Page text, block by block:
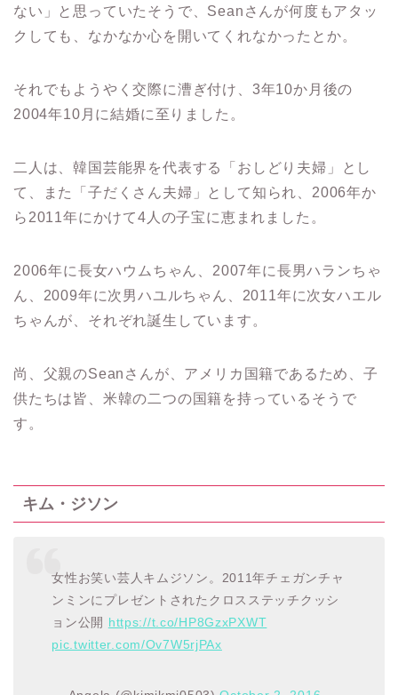
ない」と思っていたそうで、Seanさんが何度もアタッ
クしても、なかなか心を開いてくれなかったとか。
それでもようやく交際に漕ぎ付け、3年10か月後の
2004年10月に結婚に至りました。
二人は、韓国芸能界を代表する「おしどり夫婦」とし
て、また「子だくさん夫婦」として知られ、2006年か
ら2011年にかけて4人の子宝に恵まれました。
2006年に長女ハウムちゃん、2007年に長男ハランちゃ
ん、2009年に次男ハユルちゃん、2011年に次女ハエル
ちゃんが、それぞれ誕生しています。
尚、父親のSeanさんが、アメリカ国籍であるため、子
供たちは皆、米韓の二つの国籍を持っているそうで
す。
キム・ジソン
女性お笑い芸人キムジソン。2011年チェガンチャ
ンミンにプレゼントされたクロスステッチクッシ
ョン公開 https://t.co/HP8GzxPXWT
pic.twitter.com/Ov7W5rjPAx